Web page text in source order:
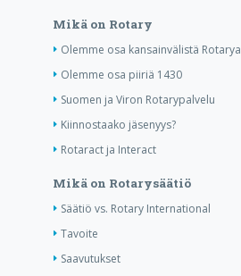
Mikä on Rotary
Olemme osa kansainvälistä Rotarya
Olemme osa piiriä 1430
Suomen ja Viron Rotarypalvelu
Kiinnostaako jäsenyys?
Rotaract ja Interact
Mikä on Rotarysäätiö
Säätiö vs. Rotary International
Tavoite
Saavutukset